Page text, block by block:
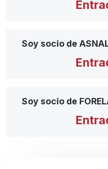
Soy socio de
Soy socio de